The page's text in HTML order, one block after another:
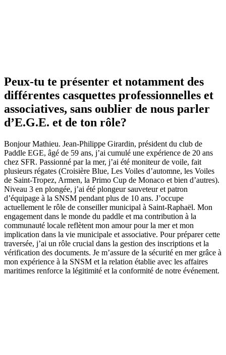
Peux-tu te présenter et notamment des
différentes casquettes professionnelles et
associatives, sans oublier de nous parler
d’E.G.E. et de ton rôle?
Bonjour Mathieu. Jean-Philippe Girardin, président du club de
Paddle EGE, âgé de 59 ans, j’ai cumulé une expérience de 20 ans
chez SFR. Passionné par la mer, j’ai été moniteur de voile, fait
plusieurs régates (Croisière Blue, Les Voiles d’automne, les Voiles
de Saint-Tropez, Armen, la Primo Cup de Monaco et bien d’autres).
Niveau 3 en plongée, j’ai été plongeur sauveteur et patron
d’équipage à la SNSM pendant plus de 10 ans. J’occupe
actuellement le rôle de conseiller municipal à Saint-Raphaël. Mon
engagement dans le monde du paddle et ma contribution à la
communauté locale reflètent mon amour pour la mer et mon
implication dans la vie municipale et associative. Pour préparer cette
traversée, j’ai un rôle crucial dans la gestion des inscriptions et la
vérification des documents. Je m’assure de la sécurité en mer grâce à
mon expérience à la SNSM et la relation établie avec les affaires
maritimes renforce la légitimité et la conformité de notre événement.